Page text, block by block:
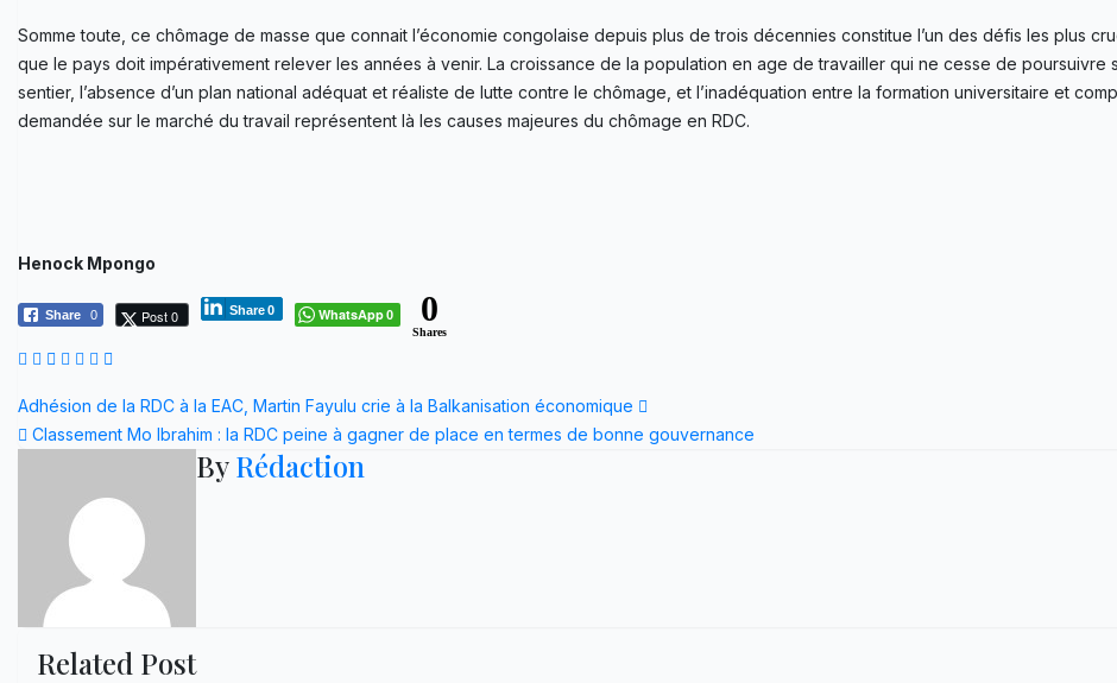
Somme toute, ce chômage de masse que connait l’économie congolaise depuis plus de trois décennies constitue l’un des défis les plus
que le pays doit impérativement relever les années à venir. La croissance de la population en age de travailler qui ne cesse de poursuivre
sentier, l’absence d’un plan national adéquat et réaliste de lutte contre le chômage, et l’inadéquation entre la formation universitaire et
demandée sur le marché du travail représentent là les causes majeures du chômage en RDC.
Henock Mpongo
Share 0 Post 0 Share0 WhatsApp0 0
Shares
Navigation
de
l’article
Adhésion de la RDC à la EAC, Martin Fayulu crie à la Balkanisation économique
Classement Mo Ibrahim : la RDC peine à gagner de place en termes de bonne gouvernance
ByRédaction
Related Post